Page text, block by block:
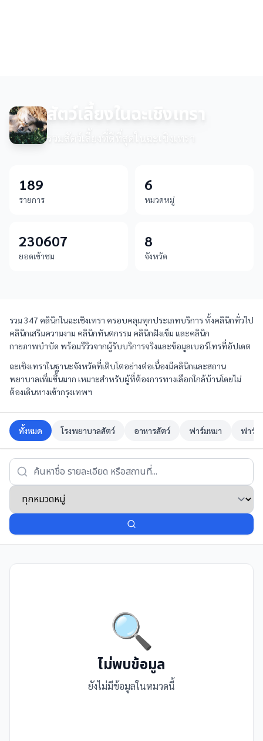
สัตว์เลี้ยงในฉะเชิงเทรา
รวมสัตว์เลี้ยงที่ดีที่สุดในฉะเชิงเทรา
189
รายการ
6
หมวดหมู่
230607
ยอดเข้าชม
8
จังหวัด
รวม 347 คลินิกในฉะเชิงเทรา ครอบคลุมทุกประเภทบริการ ทั้งคลินิกทั่วไป
คลินิกเสริมความงาม คลินิกทันตกรรม คลินิกฝังเข็ม และคลินิก
กายภาพบำบัด พร้อมรีวิวจากผู้รับบริการจริงและข้อมูลเบอร์โทรที่อัปเดต
ฉะเชิงเทราในฐานะจังหวัดที่เติบโตอย่างต่อเนื่องมีคลินิกและสถาน
พยาบาลเพิ่มขึ้นมาก เหมาะสำหรับผู้ที่ต้องการทางเลือกใกล้บ้านโดยไม่
ต้องเดินทางเข้ากรุงเทพฯ
ทั้งหมด โรงพยาบาลสัตว์ อาหารสัตว์ ฟาร์มหมา ฟาร์ม
🔍
ไม่พบข้อมูล
ยังไม่มีข้อมูลในหมวดนี้